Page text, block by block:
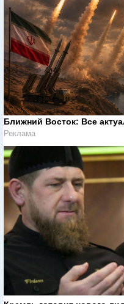
Ближний Восток: Все
Реклама